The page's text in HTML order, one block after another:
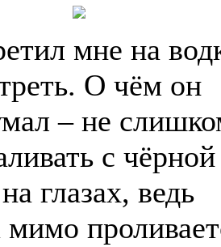
мне на
О чём он
– не
с чёрной
глазах, ведь
мимо